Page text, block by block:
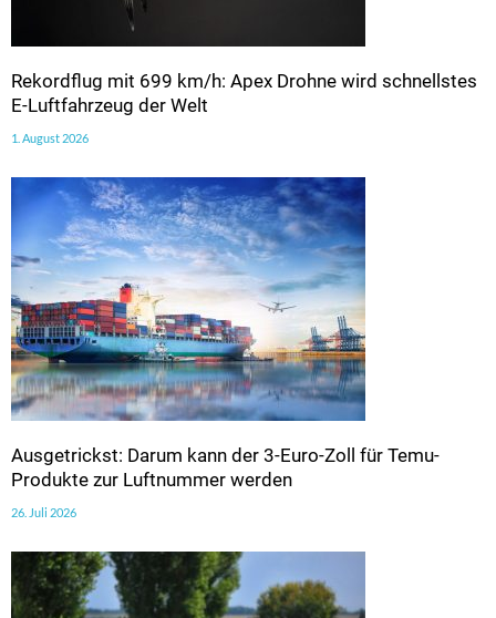
Rekordflug mit 699 km/h: Apex Drohne wird schnellstes
E-Luftfahrzeug der Welt
1. August 2026
Ausgetrickst: Darum kann der 3-Euro-Zoll für Temu-
Produkte zur Luftnummer werden
26. Juli 2026